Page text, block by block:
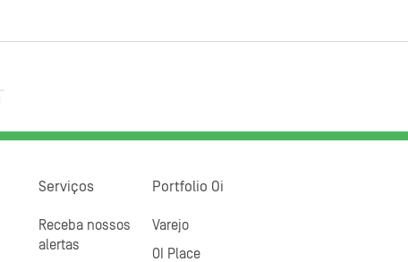
Serviços
Receba nossos
alertas
Portfolio Oi
Varejo
OI Place